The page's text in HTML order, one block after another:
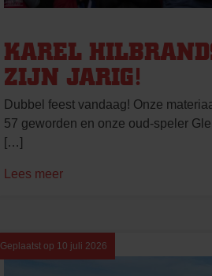
KAREL
ZIJN JARIG!
Dubbel feest vandaag! Onze
57 geworden en onze oud-speler
[…]
Lees meer
Geplaatst op 10 juli 2026